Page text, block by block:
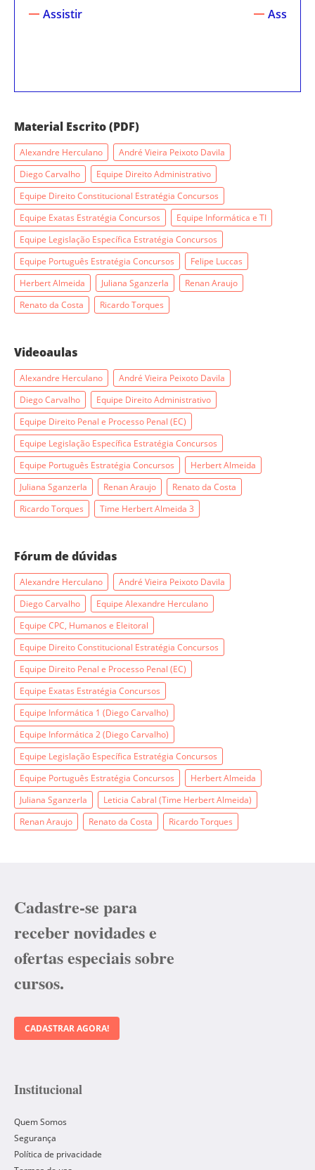
Assistir Assistir
Material Escrito (PDF)
Alexandre Herculano
André Vieira Peixoto Davila
Diego Carvalho
Equipe Direito Administrativo
Equipe Direito Constitucional Estratégia Concursos
Equipe Exatas Estratégia Concursos
Equipe Informática e TI
Equipe Legislação Específica Estratégia Concursos
Equipe Português Estratégia Concursos
Felipe Luccas
Herbert Almeida
Juliana Sganzerla
Renan Araujo
Renato da Costa
Ricardo Torques
Videoaulas
Alexandre Herculano
André Vieira Peixoto Davila
Diego Carvalho
Equipe Direito Administrativo
Equipe Direito Penal e Processo Penal (EC)
Equipe Legislação Específica Estratégia Concursos
Equipe Português Estratégia Concursos
Herbert Almeida
Juliana Sganzerla
Renan Araujo
Renato da Costa
Ricardo Torques
Time Herbert Almeida 3
Fórum de dúvidas
Alexandre Herculano
André Vieira Peixoto Davila
Diego Carvalho
Equipe Alexandre Herculano
Equipe CPC, Humanos e Eleitoral
Equipe Direito Constitucional Estratégia Concursos
Equipe Direito Penal e Processo Penal (EC)
Equipe Exatas Estratégia Concursos
Equipe Informática 1 (Diego Carvalho)
Equipe Informática 2 (Diego Carvalho)
Equipe Legislação Específica Estratégia Concursos
Equipe Português Estratégia Concursos
Herbert Almeida
Juliana Sganzerla
Leticia Cabral (Time Herbert Almeida)
Renan Araujo
Renato da Costa Ricardo Torques
Cadastre-se para
receber novidades e
ofertas especiais sobre
cursos.
CADASTRAR AGORA!
Institucional
Quem Somos
Segurança
Política de privacidade